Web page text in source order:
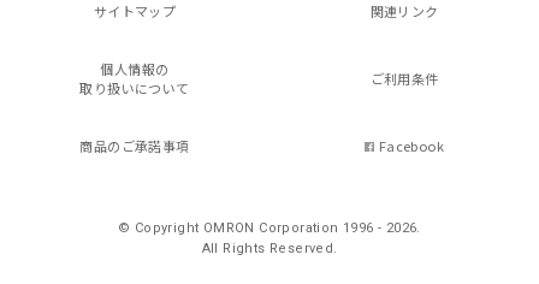
サイトマップ 関連リンク
個人情報の
取り扱いについて
ご利用条件
商品のご承諾事項 Facebook
© Copyright OMRON Corporation 1996 - 2026.
All Rights Reserved.